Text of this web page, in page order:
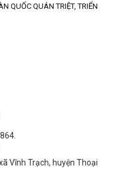
QUỐC QUÁN TRIỆT, TRIỂN
Vĩnh Trạch, huyện Thoại